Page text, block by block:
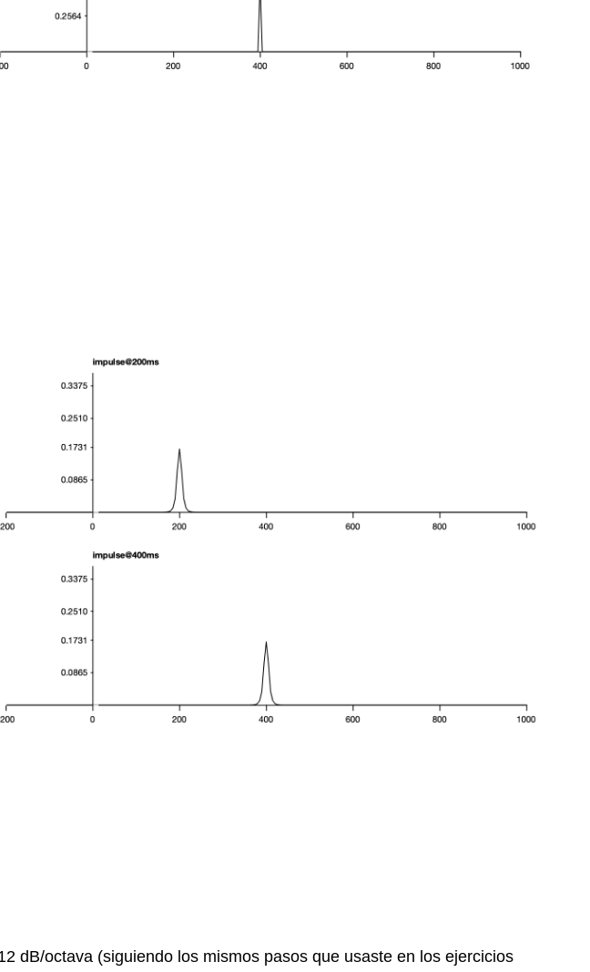
dB/octava (siguiendo los mismos pasos que usaste en los ejercicios